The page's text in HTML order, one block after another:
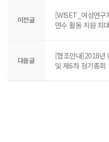
이전글
[WISET_여성연구
연수 활동 지원 최
다음글
[협조안내]2018년
및 제6차 정기총회